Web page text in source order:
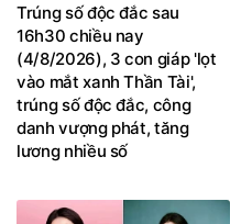
Trúng số độc đắc sau
16h30 chiều nay
(4/8/2026), 3 con giáp 'lọt
vào mắt xanh Thần Tài',
trúng số độc đắc, công
danh vượng phát, tăng
lương nhiều số